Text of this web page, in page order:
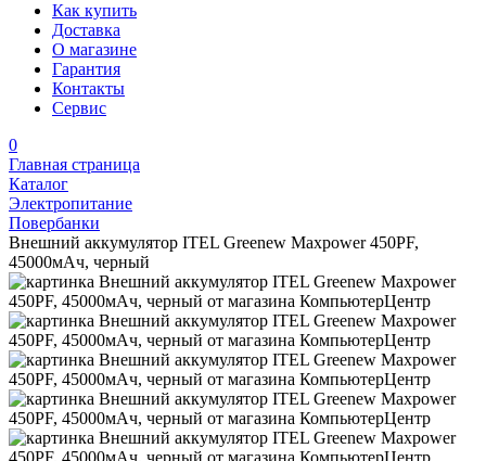
Как купить
Доставка
О магазине
Гарантия
Контакты
Сервис
0
Главная страница
Каталог
Электропитание
Повербанки
Внешний аккумулятор ITEL Greenew Maxpower 450PF,
45000мAч, черный